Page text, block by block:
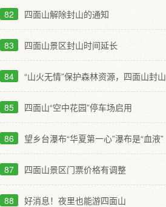
82 四面山解除封山的通知
83 四面山景区封山时间延长
84 “山火无情”保护森林资源，四面山封山
85 四面山“空中花园”停车场启用
86 望乡台瀑布“华夏第一心”瀑布是“血液”
87 四面山景区门票价格有调整
88 好消息！夜里也能游四面山